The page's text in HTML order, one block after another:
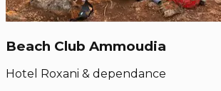
Beach Club Ammoudia
Hotel Roxani & dependance